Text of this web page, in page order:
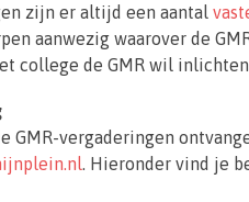
zijn er altijd een aantal
aanwezig waarover de
college de GMR wil
GMR-vergaderingen
. Hieronder vind je